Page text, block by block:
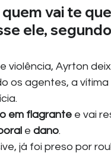
vai te
ele,
violência, Ayrton
os agentes, a
em flagrante e vai
e dano.
já foi preso por